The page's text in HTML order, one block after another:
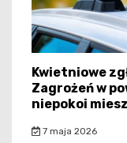
Kwietniowe
Zagrożeń w
niepokoi
7 maja 2026